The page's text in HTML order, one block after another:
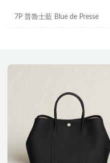
7P 普魯士藍 Blue de Presse